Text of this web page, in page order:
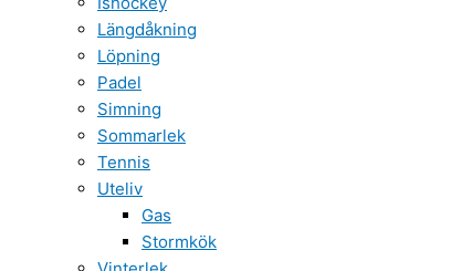
Längdåkning
Löpning
Padel
Simning
Sommarlek
Tennis
Uteliv
Gas
Stormkök